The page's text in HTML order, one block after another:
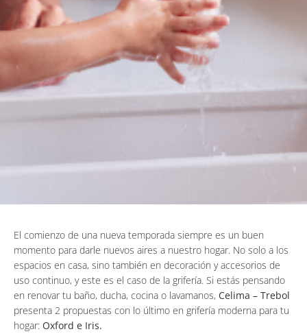
El comienzo de una nueva temporada siempre es un buen
momento para darle nuevos aires a nuestro hogar. No solo a los
espacios en casa, sino también en decoración y accesorios de
uso continuo, y este es el caso de la grifería. Si estás pensando
en renovar tu baño, ducha, cocina o lavamanos, Celima – Trebol
presenta 2 propuestas con lo último en grifería moderna para tu
hogar: Oxford e Iris.